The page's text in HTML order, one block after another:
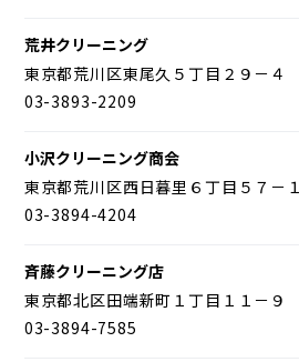
荒井クリーニング
東京都荒川区東尾久５丁目２９－４
03-3893-2209
小沢クリーニング商会
東京都荒川区西日暮里６丁目５７－１
03-3894-4204
斉藤クリーニング店
東京都北区田端新町１丁目１１－９
03-3894-7585